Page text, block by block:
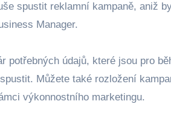
spustit reklamní kampaně, aniž
Manager.
potřebných údajů, které jsou pro
Můžete také rozložení
výkonnostního marketingu.